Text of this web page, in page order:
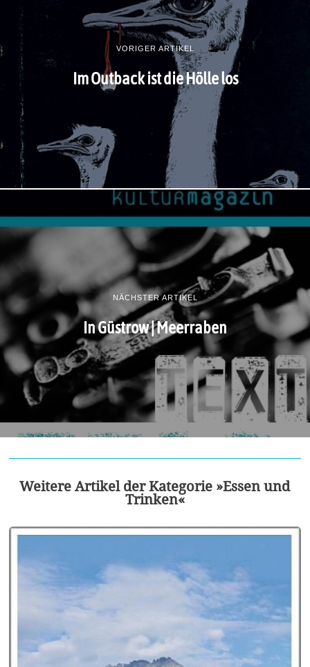
VORIGER ARTIKEL
Im Outback ist die Hölle los
NÄCHSTER ARTIKEL
In Güstrow | Meerraben
Weitere Artikel der Kategorie »Essen und
Trinken«